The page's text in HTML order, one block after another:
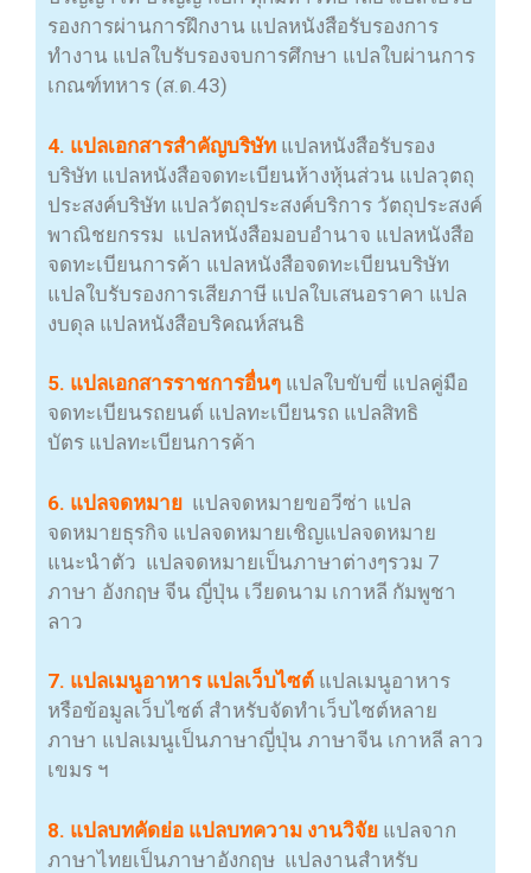
รองการผ่านการฝึกงาน แปลหนังสือรับรองการ
ทำงาน แปลใบรับรองจบการศึกษา แปลใบผ่านการ
เกณฑ์ทหาร (ส.ด.43)
4. แปลเอกสารสำคัญบริษัท แปลหนังสือรับรอง
บริษัท แปลหนังสือจดทะเบียนห้างหุ้นส่วน แปลวุตถุ
ประสงค์บริษัท แปลวัตถุประสงค์บริการ วัตถุประสงค์
พาณิชยกรรม แปลหนังสือมอบอำนาจ แปลหนังสือ
จดทะเบียนการค้า แปลหนังสือจดทะเบียนบริษัท
แปลใบรับรองการเสียภาษี แปลใบเสนอราคา แปล
งบดุล แปลหนังสือบริคณห์สนธิ
5. แปลเอกสารราชการอื่นๆ แปลใบขับขี่ แปลคู่มือ
จดทะเบียนรถยนต์ แปลทะเบียนรถ แปลสิทธิ
บัตร แปลทะเบียนการค้า
6. แปลจดหมาย แปลจดหมายขอวีซ่า แปล
จดหมายธุรกิจ แปลจดหมายเชิญแปลจดหมาย
แนะนำตัว แปลจดหมายเป็นภาษาต่างๆรวม 7
ภาษา อังกฤษ จีน ญี่ปุ่น เวียดนาม เกาหลี กัมพูชา
ลาว
7. แปลเมนูอาหาร แปลเว็บไซต์ แปลเมนูอาหาร
หรือข้อมูลเว็บไซต์ สำหรับจัดทำเว็บไซต์หลาย
ภาษา แปลเมนูเป็นภาษาญี่ปุ่น ภาษาจีน เกาหลี ลาว
เขมร ฯ
8. แปลบทคัดย่อ แปลบทความ งานวิจัย แปลจาก
ภาษาไทยเป็นภาษาอังกฤษ แปลงานสำหรับ